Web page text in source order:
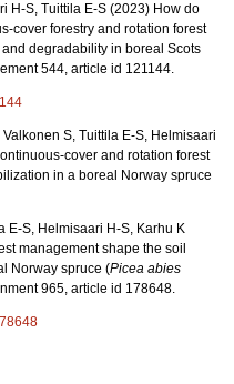
H-S, Tuittila E-S (2023) How do
cover forestry and rotation forest
degradability in boreal Scots
544, article id 121144.
Valkonen S, Tuittila E-S, Helmisaari
cover and rotation forest
in a boreal Norway spruce
E-S, Helmisaari H-S, Karhu K
management shape the soil
Norway spruce (Picea abies
965, article id 178648.